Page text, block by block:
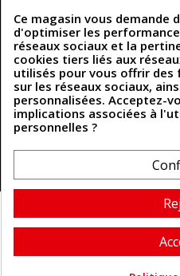
Coordonnées
493 Chemin de Catougnac
81300 Graulhet
contact@cuirenstock.com
Cuirenstock © 2026 -
Ce magasin vous demande
d'optimiser les
réseaux sociaux et la
cookies tiers liés aux
utilisés pour vous offrir
sur les réseaux sociaux,
personnalisées. Acceptez-
implications associées à
personnelles ?